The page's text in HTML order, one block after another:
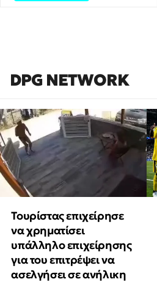
DPG NETWORK
Τουρίστας επιχείρησε
να χρηματίσει
υπάλληλο επιχείρησης
για του επιτρέψει να
ασελγήσει σε ανήλικη